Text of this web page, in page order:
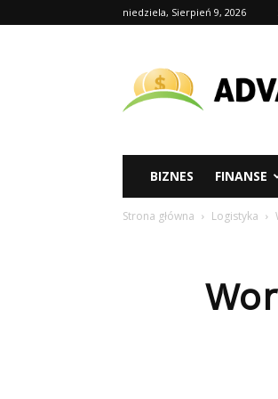
niedziela, Sierpień 9, 2026
BIZNES FINANSE
Strona główna Logistyka